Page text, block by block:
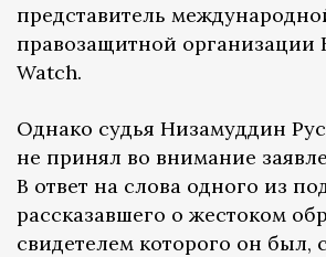
представитель
правозащитной организации
Watch.
Однако судья Низамуддин
не принял во внимание
В ответ на слова одного из
рассказавшего о жестоком
свидетелем которого он был,